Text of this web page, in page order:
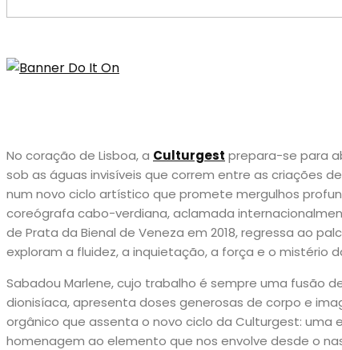
No coração de Lisboa, a Culturgest prepara-se para
sob as águas invisíveis que correm entre as criações de
num novo ciclo artístico que promete mergulhos
coreógrafa cabo-verdiana, aclamada
de Prata da Bienal de Veneza em 2018, regressa ao
exploram a fluidez, a inquietação, a força e o mistério
Sabadou Marlene, cujo trabalho é sempre uma fusão
dionisíaca, apresenta doses generosas de corpo e
orgânico que assenta o novo ciclo da Culturgest: uma
homenagem ao elemento que nos envolve desde o